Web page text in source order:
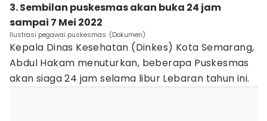
3. Sembilan puskesmas akan buka 24 jam
sampai 7 Mei 2022
Ilustrasi pegawai puskesmas. (Dokumen)
Kepala Dinas Kesehatan (Dinkes) Kota Semarang,
Abdul Hakam menuturkan, beberapa Puskesmas
akan siaga 24 jam selama libur Lebaran tahun ini.